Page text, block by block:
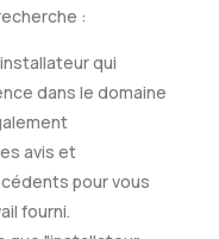
:
qui
dans le domaine
avis et
pour vous
fourni.